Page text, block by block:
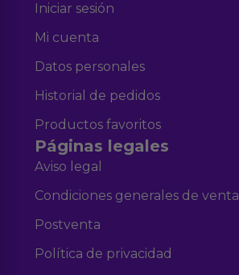
Iniciar sesión
Mi cuenta
Datos personales
Historial de pedidos
Productos favoritos
Páginas legales
Aviso legal
Condiciones generales de venta
Postventa
Política de privacidad